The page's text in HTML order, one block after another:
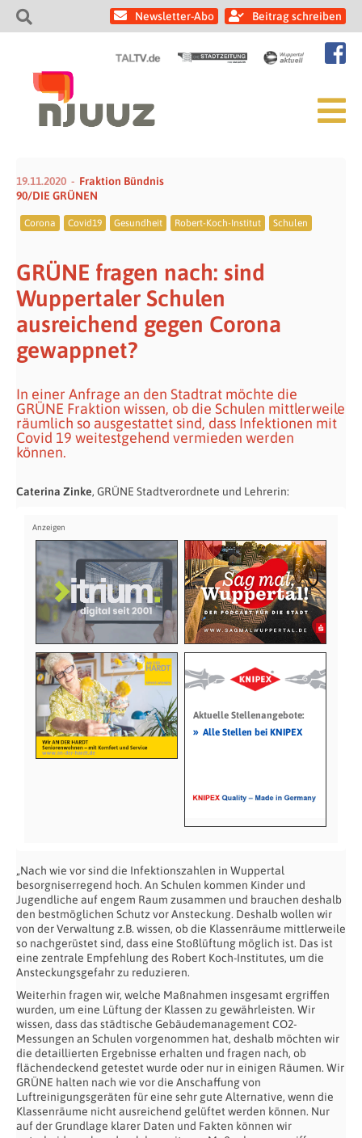
Newsletter-Abo Beitrag schreiben
19.11.2020
Fraktion Bündnis
90/DIE GRÜNEN
Corona Covid19 Gesundheit Robert-Koch-Institut Schulen
GRÜNE fragen nach: sind
Wuppertaler Schulen
ausreichend gegen Corona
gewappnet?
In einer Anfrage an den Stadtrat möchte die
GRÜNE Fraktion wissen, ob die Schulen mittlerweile
räumlich so ausgestattet sind, dass Infektionen mit
Covid 19 weitestgehend vermieden werden
können.
Caterina Zinke, GRÜNE Stadtverordnete und Lehrerin:
Aktuelle Stellenangebote:
» Alle Stellen bei KNIPEX
„Nach wie vor sind die Infektionszahlen in Wuppertal
besorgniserregend hoch. An Schulen kommen Kinder und
Jugendliche auf engem Raum zusammen und brauchen deshalb
den bestmöglichen Schutz vor Ansteckung. Deshalb wollen wir
von der Verwaltung z.B. wissen, ob die Klassenräume mittlerweile
so nachgerüstet sind, dass eine Stoßlüftung möglich ist. Das ist
eine zentrale Empfehlung des Robert Koch-Institutes, um die
Ansteckungsgefahr zu reduzieren.
Weiterhin fragen wir, welche Maßnahmen insgesamt ergriffen
wurden, um eine Lüftung der Klassen zu gewährleisten. Wir
wissen, dass das städtische Gebäudemanagement CO2-
Messungen an Schulen vorgenommen hat, deshalb möchten wir
die detaillierten Ergebnisse erhalten und fragen nach, ob
flächendeckend getestet wurde oder nur in einigen Räumen. Wir
GRÜNE halten nach wie vor die Anschaffung von
Luftreinigungsgeräten für eine sehr gute Alternative, wenn die
Klassenräume nicht ausreichend gelüftet werden können. Nur
auf der Grundlage klarer Daten und Fakten können wir